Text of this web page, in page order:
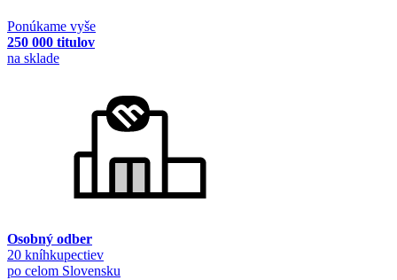
Ponúkame vyše
250 000 titulov
na sklade
Osobný odber
20 kníhkupectiev
po celom Slovensku